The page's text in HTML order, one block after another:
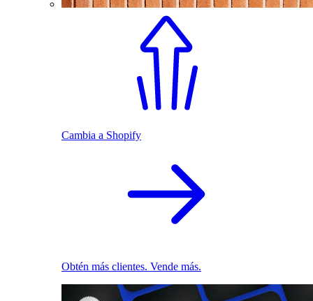
Cambia a Shopify
Obtén más clientes. Vende más.